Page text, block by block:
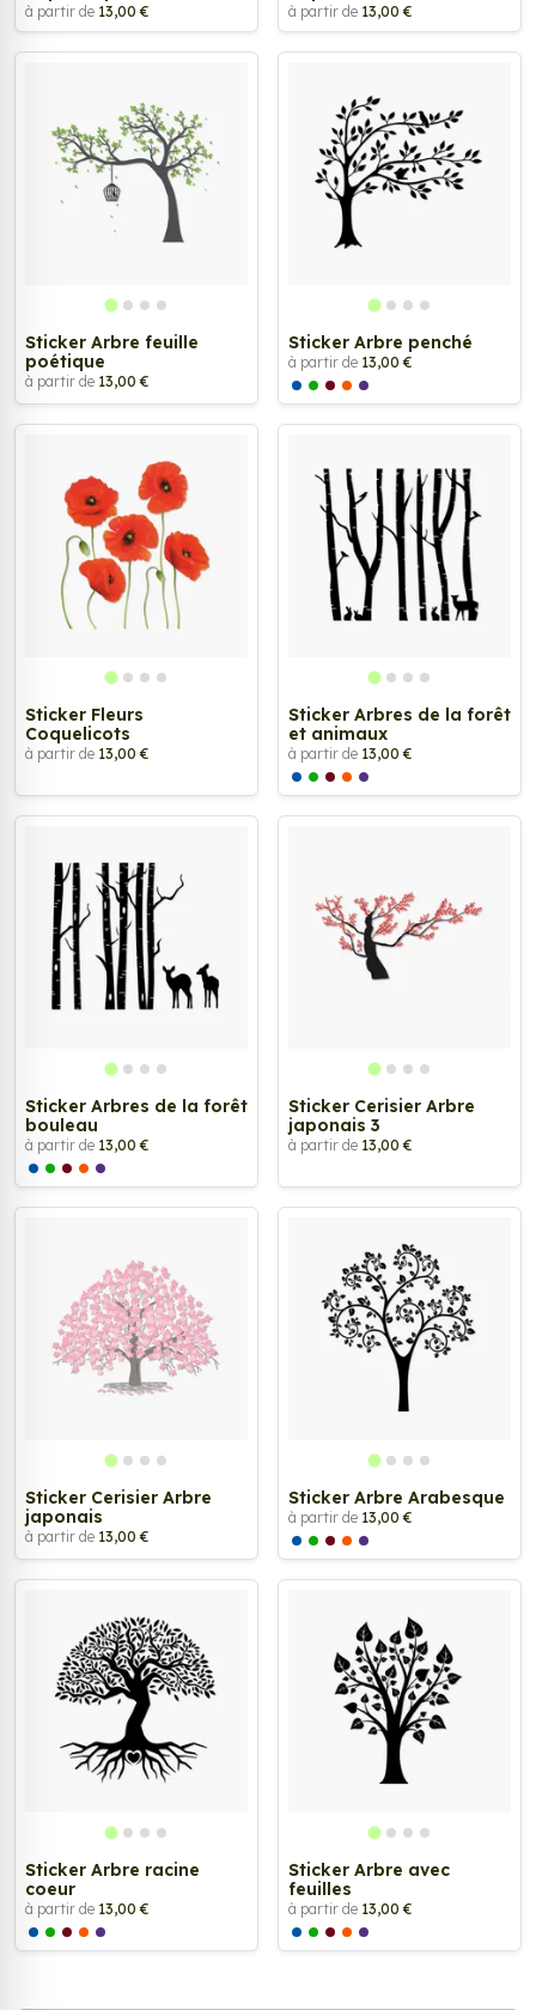
à partir de 13,00 € à partir de 13,00 €
Sticker Arbre feuille
poétique
à partir de 13,00 €
Sticker Arbre penché
à partir de 13,00 €
Sticker Fleurs
Coquelicots
à partir de 13,00 €
Sticker Arbres de la forêt
et animaux
à partir de 13,00 €
Sticker Arbres de la forêt
bouleau
à partir de 13,00 €
Sticker Cerisier Arbre
japonais 3
à partir de 13,00 €
Sticker Cerisier Arbre
japonais
à partir de 13,00 €
Sticker Arbre Arabesque
à partir de 13,00 €
Sticker Arbre racine
coeur
à partir de 13,00 €
Sticker Arbre avec
feuilles
à partir de 13,00 €